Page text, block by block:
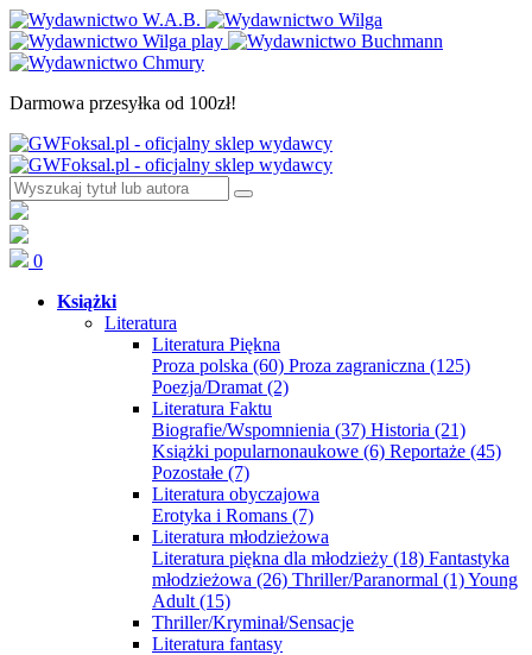
Darmowa przesyłka od 100zł!
0
Książki
Literatura
Literatura Piękna
Proza polska (60) Proza zagraniczna (125)
Poezja/Dramat (2)
Literatura Faktu
Biografie/Wspomnienia (37) Historia (21)
Książki popularnonaukowe (6) Reportaże (45)
Pozostałe (7)
Literatura obyczajowa
Erotyka i Romans (7)
Literatura młodzieżowa
Literatura piękna dla młodzieży (18) Fantastyka
młodzieżowa (26) Thriller/Paranormal (1)Young
Adult (15)
Thriller/Kryminał/Sensacje
Literatura fantasy